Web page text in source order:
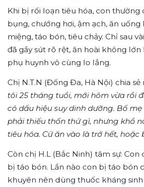
Khi bị rối loạn tiêu hóa, con thường
bụng, chướng hơi, ậm ạch, ăn
miệng, táo bón, tiêu chảy. Chỉ sau
đã gầy sút rõ rệt, ăn hoài không
phụ huynh vô cùng lo lắng.
Chị N.T.N (Đống Đa, Hà Nội) chia sẻ
tôi 25 tháng tuổi, mới hôm vừa rồi
có dấu hiệu suy dinh dưỡng. Bố
phải thiếu thốn thứ gì, nhưng khổ
tiêu hóa. Cứ ăn vào là trớ hết, hoặc
Còn chị H.L (Bắc Ninh) tâm sự:
bị táo bón. Lần nào con bị táo bón
khuyên nên dùng thuốc kháng